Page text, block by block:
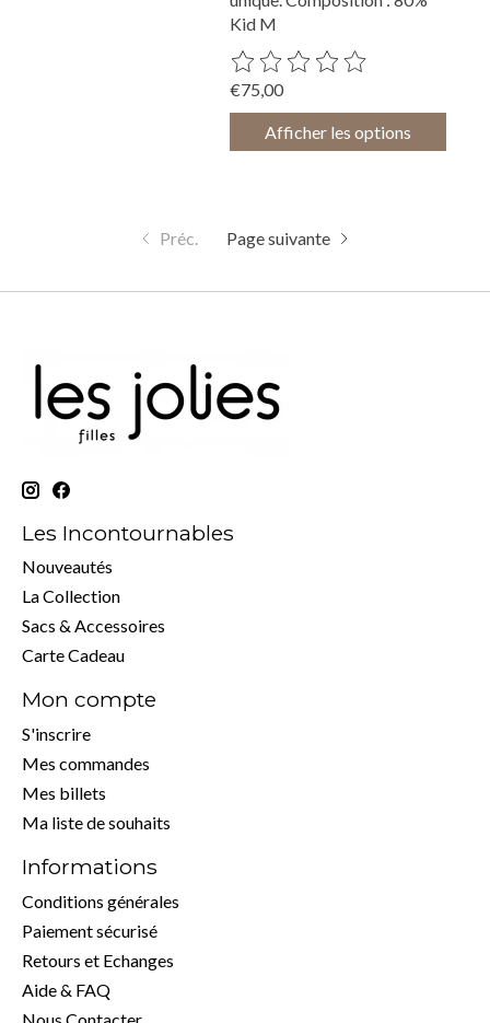
Kid M
Ce produit est évalué à
€75,00
Afficher les options
Préc. Page suivante
Les Incontournables
Nouveautés
La Collection
Sacs & Accessoires
Carte Cadeau
Mon compte
S'inscrire
Mes commandes
Mes billets
Ma liste de souhaits
Informations
Conditions générales
Paiement sécurisé
Retours et Echanges
Aide & FAQ
Nous Contacter